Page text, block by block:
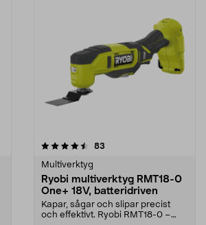
83
Multiverktyg
Ryobi multiverktyg RMT18-0
One+ 18V, batteridriven
Kapar, sågar och slipar precist
och effektivt. Ryobi RMT18-0 –
4.5 av 5 stjärnor